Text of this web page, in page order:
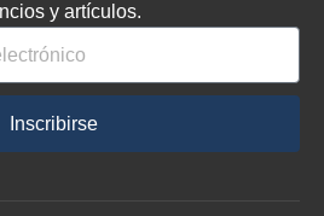
y artículos.
Inscribirse